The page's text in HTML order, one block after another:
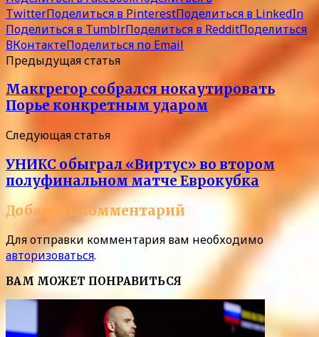
TwitterПоделиться в PinterestПоделиться в LinkedIn
Поделиться в TumblrПоделиться в RedditПоделиться
ВКонтактеПоделиться по Email
Предыдущая статья
Макгрегор собрался нокаутировать
Порье конкретным ударом
Следующая статья
УНИКС обыграл «Виртус» во втором
полуфинальном матче Еврокубка
Добавить комментарий
Для отправки комментария вам необходимо
авторизоваться.
ВАМ МОЖЕТ ПОНРАВИТЬСЯ